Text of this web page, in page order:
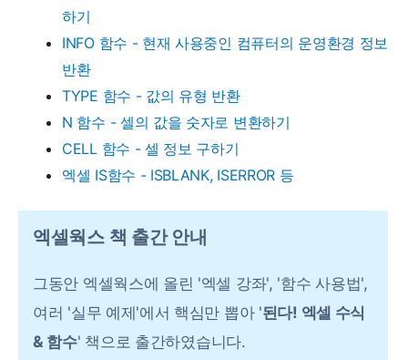
하기
INFO 함수 - 현재 사용중인 컴퓨터의 운영환경 정보
반환
TYPE 함수 - 값의 유형 반환
N 함수 - 셀의 값을 숫자로 변환하기
CELL 함수 - 셀 정보 구하기
엑셀 IS함수 - ISBLANK, ISERROR 등
엑셀웍스 책 출간 안내
그동안 엑셀웍스에 올린 '엑셀 강좌', '함수 사용법',
여러 '실무 예제'에서 핵심만 뽑아 '된다! 엑셀 수식
& 함수' 책으로 출간하였습니다.